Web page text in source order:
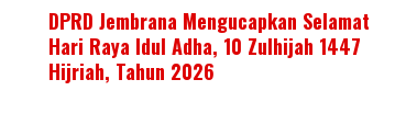
DPRD Jembrana Mengucapkan Selamat
Hari Raya Idul Adha, 10 Zulhijah 1447
Hijriah, Tahun 2026